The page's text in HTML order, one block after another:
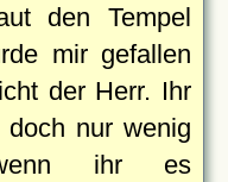
den Tempel
mir gefallen
der Herr. Ihr
nur wenig
ihr es